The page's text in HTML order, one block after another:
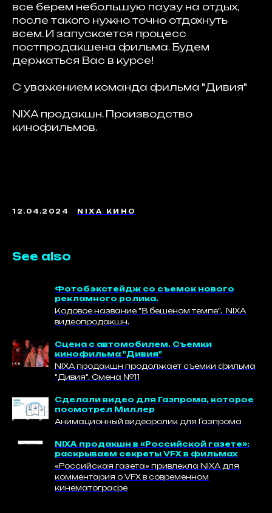
все берем небольшую паузу на отдых,
после такого нужно точно отдохнуть
всем. И запускается процесс
постпродакшена фильма. Будем
держаться Вас в курсе!
С уважением команда фильма "Дивия"
NIXA продакшн. Производство
кинофильмов.
12.04.2024 NIXA КИНО
See also
Фотобэкстейдж со съемок нового
рекламного ролика.
Кодовое название "В бешеном темпе". NIXA
видеопродакшн.
Сцена с автомобилем. Съемки
кинофильма "Дивия"
NIXA продакшн продолжает съемки фильма
"Дивия". Смена №11
Сделали видео для Газпрома, которое
посмотрел Миллер
Анимационный видеоролик для Газпрома
NIXA продакшн в «Российской газете»:
раскрываем секреты VFX в фильмах
«Российская газета» привлекла NIXA для
комментария о VFX в современном
кинематографе